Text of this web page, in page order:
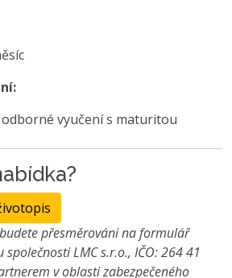
vyučení s maturitou
přesměrováni na formulář
LMC s.r.o., IČO: 264 41
v oblasti zabezpečeného